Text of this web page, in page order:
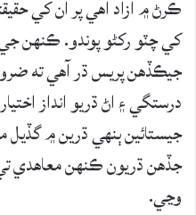
ڪرڻ ۾ آزاد آهي پر ان کي
کي چٽو رکڻو پوندو.
جيڪڏهن پريس ڌر آهي ته
درستگي ۽ اڻ ڌريو انداز
جيستائين ٻنهي ڌرين ۾ گڏيل
جڏهن ڌريون ڪنهن معاهدي
وڃي.